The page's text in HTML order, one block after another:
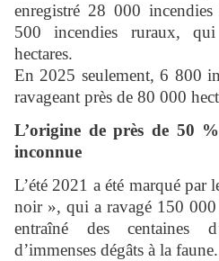
enregistré 28 000
500 incendies ruraux,
hectares.
En 2025 seulement, 6 800
ravageant près de 80 000
L’origine de près de 50
inconnue
L’été 2021 a été marqué par
noir », qui a ravagé 150
entraîné des centaines
d’immenses dégâts à la faune.